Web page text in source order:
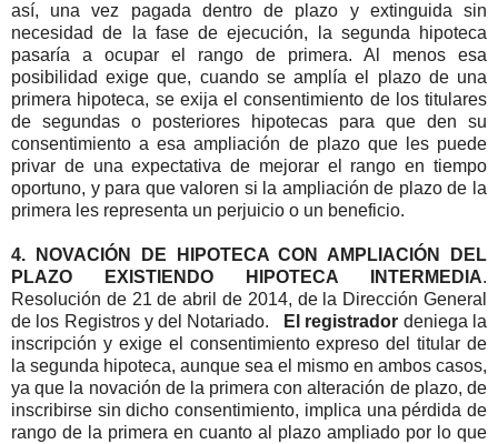
así, una vez pagada dentro de plazo y extinguida sin
necesidad de la fase de ejecución, la segunda hipoteca
pasaría a ocupar el rango de primera. Al menos esa
posibilidad exige que, cuando se amplía el plazo de una
primera hipoteca, se exija el consentimiento de los titulares
de segundas o posteriores hipotecas para que den su
consentimiento a esa ampliación de plazo que les puede
privar de una expectativa de mejorar el rango en tiempo
oportuno, y para que valoren si la ampliación de plazo de la
primera les representa un perjuicio o un beneficio.
4. NOVACIÓN DE HIPOTECA CON AMPLIACIÓN DEL
PLAZO EXISTIENDO HIPOTECA INTERMEDIA.
Resolución de 21 de abril de 2014, de la Dirección General
de los Registros y del Notariado.
El registrador deniega la
inscripción y exige el consentimiento expreso del titular de
la segunda hipoteca, aunque sea el mismo en ambos casos,
ya que la novación de la primera con alteración de plazo, de
inscribirse sin dicho consentimiento, implica una pérdida de
rango de la primera en cuanto al plazo ampliado por lo que